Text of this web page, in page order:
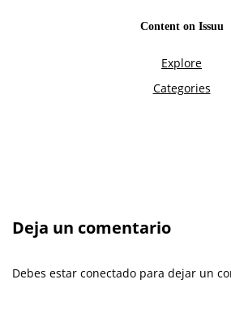
Deja un comentario
Debes estar conectado para dejar un